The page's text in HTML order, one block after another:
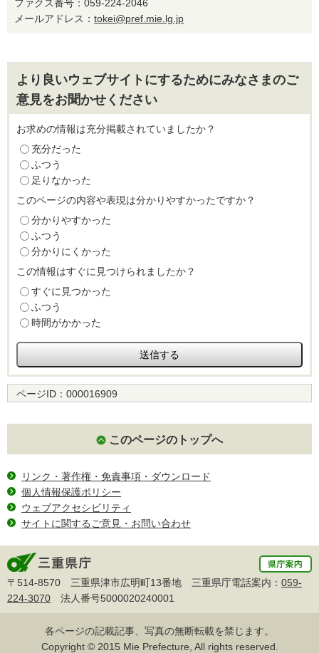
ファクス番号：059-224-2046
メールアドレス： tokei@pref.mie.lg.jp
より良いウェブサイトにするためにみなさまのご
意見をお聞かせください
お求めの情報は充分掲載されていましたか？
充分だった
ふつう
足りなかった
このページの内容や表現は分かりやすかったですか？
分かりやすかった
ふつう
分かりにくかった
この情報はすぐに見つけられましたか？
すぐに見つかった
ふつう
時間がかかった
ページID： 000016909
このページのトップへ
リンク・著作権・免責事項・ダウンロード
個人情報保護ポリシー
ウェブアクセシビリティ
サイトに関するご意見・お問い合わせ
〒514-8570 三重県津市広明町13番地 三重県庁電話案内： 059-
224-3070 法人番号5000020240001
各ページの記載記事、写真の無断転載を禁じます。
Copyright © 2015 Mie Prefecture, All rights reserved.